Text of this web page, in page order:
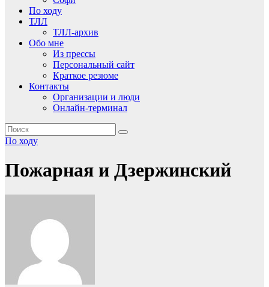
По ходу
ТЛЛ
ТЛЛ-архив
Обо мне
Из прессы
Персональный сайт
Краткое резюме
Контакты
Организации и люди
Онлайн-терминал
По ходу
Пожарная и Дзержинский